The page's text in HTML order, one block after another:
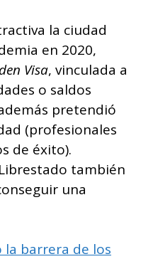
la ciudad
en 2020,
Visa, vinculada a
o saldos
pretendió
(profesionales
de éxito).
también
una
la barrera de los